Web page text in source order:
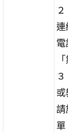
連
或
請
單